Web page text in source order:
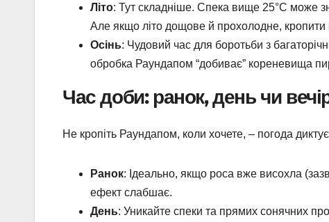
Літо: Тут складніше. Спека вище 25°C може
Але якщо літо дощове й прохолодне,
Осінь: Чудовий час для боротьби з
обробка Раундапом “добиває” кореневища
Час доби: ранок, день чи
Не кропіть Раундапом, коли хочете, – погода
Ранок: Ідеально, якщо роса вже висохла
ефект слабшає.
День: Уникайте спеки та прямих сонячних